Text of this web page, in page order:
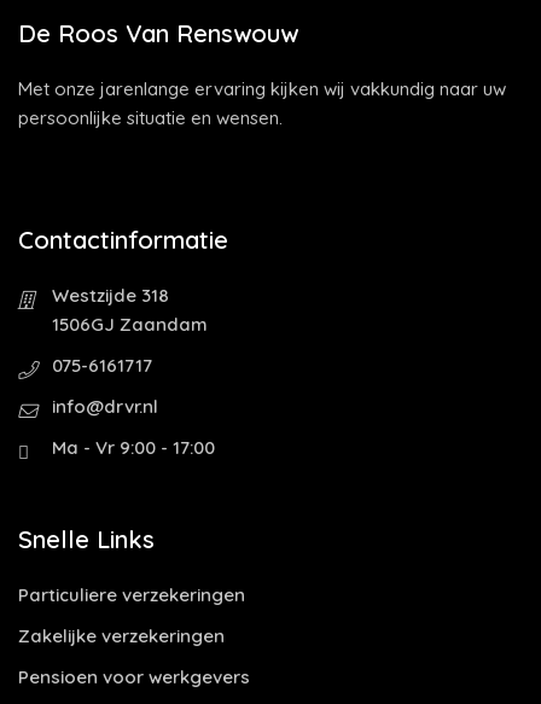
De Roos Van Renswouw
Met onze jarenlange ervaring kijken wij vakkundig naar uw
persoonlijke situatie en wensen.
Contactinformatie
Westzijde 318
1506GJ Zaandam
075-6161717
info@drvr.nl
Ma - Vr 9:00 - 17:00
Snelle Links
Particuliere verzekeringen
Zakelijke verzekeringen
Pensioen voor werkgevers